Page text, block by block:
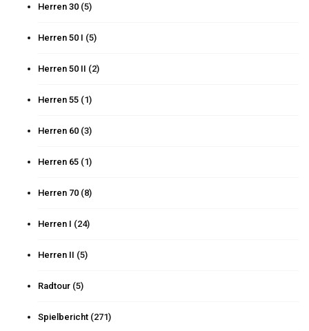
Herren 30 (5)
Herren 50 I (5)
Herren 50 II (2)
Herren 55 (1)
Herren 60 (3)
Herren 65 (1)
Herren 70 (8)
Herren I (24)
Herren II (5)
Radtour (5)
Spielbericht (271)